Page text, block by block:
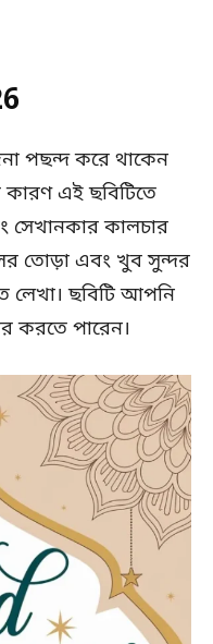
পছন্দ করে থাকেন
কারণ এই ছবিটিতে
সেখানকার কালচার
তোড়া এবং খুব সুন্দর
লেখা। ছবিটি আপনি
করতে পারেন।